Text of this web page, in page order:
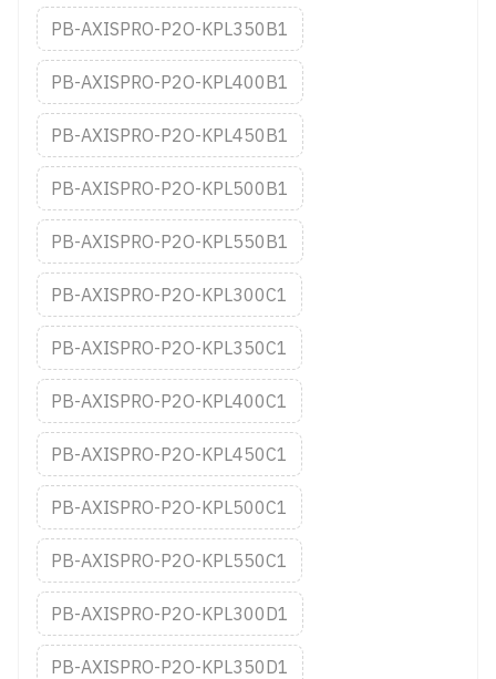
PB-AXISPRO-P2O-KPL350B1
PB-AXISPRO-P2O-KPL400B1
PB-AXISPRO-P2O-KPL450B1
PB-AXISPRO-P2O-KPL500B1
PB-AXISPRO-P2O-KPL550B1
PB-AXISPRO-P2O-KPL300C1
PB-AXISPRO-P2O-KPL350C1
PB-AXISPRO-P2O-KPL400C1
PB-AXISPRO-P2O-KPL450C1
PB-AXISPRO-P2O-KPL500C1
PB-AXISPRO-P2O-KPL550C1
PB-AXISPRO-P2O-KPL300D1
PB-AXISPRO-P2O-KPL350D1